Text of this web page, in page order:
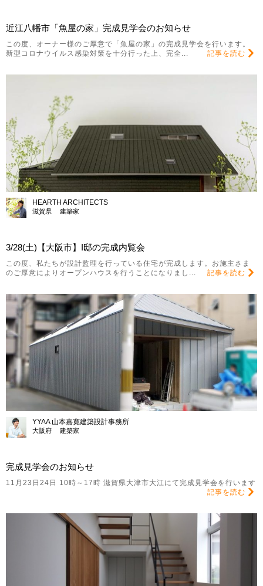
近江八幡市「魚屋の家」完成見学会のお知らせ
この度、オーナー様のご厚意で「魚屋の家」の完成見学会を行います。
新型コロナウイルス感染対策を十分行った上、完全...
記事を読む
HEARTH ARCHITECTS
滋賀県 建築家
3/28(土)【大阪市】I邸の完成内覧会
この度、私たちが設計監理を行っている住宅が完成します。お施主さま
のご厚意によりオープンハウスを行うことになりまし...
記事を読む
YYAA 山本嘉寛建築設計事務所
大阪府 建築家
完成見学会のお知らせ
11月23日24日 10時～17時 滋賀県大津市大江にて完成見学会を行います
記事を読む